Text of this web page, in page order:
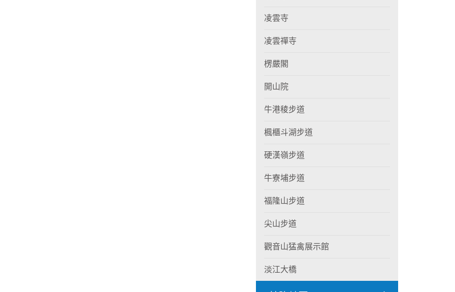
凌雲寺
凌雲禪寺
楞嚴閣
開山院
牛港稜步道
楓櫃斗湖步道
硬漢嶺步道
牛寮埔步道
福隆山步道
尖山步道
觀音山猛禽展示館
淡江大橋